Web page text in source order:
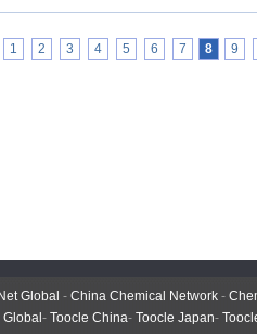
1 2 3 4 5 6 7 8 9
Global - China Chemical Network -
- Toocle China- Toocle Japan-